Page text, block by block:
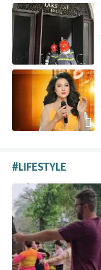
LIFESTYLE